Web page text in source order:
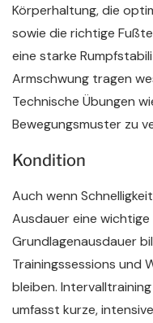
Körperhaltung, die
sowie die richtige
eine starke
Armschwung tragen
Technische Übungen
Bewegungsmuster zu
Kondition
Auch wenn
Ausdauer eine wichtige
Grundlagenausdauer
Trainingssessions und
bleiben.
umfasst kurze,